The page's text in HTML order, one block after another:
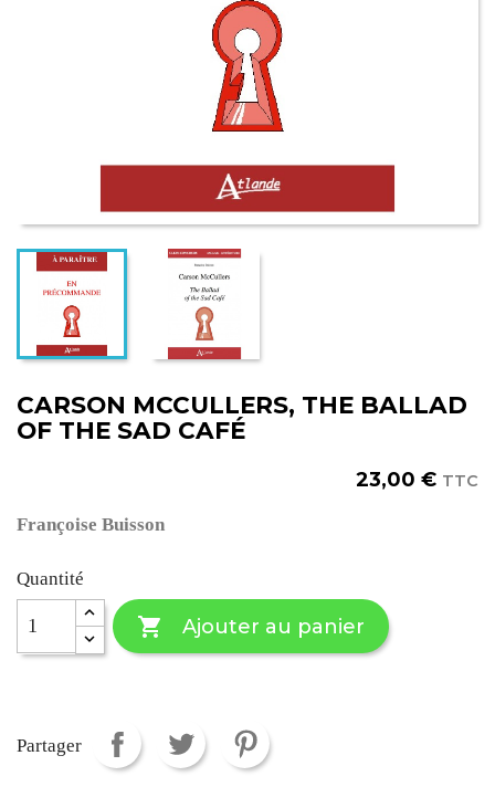
CARSON MCCULLERS, THE BALLAD
OF THE SAD CAFÉ
23,00 € TTC
Françoise Buisson
Quantité
 Ajouter au panier
Partager